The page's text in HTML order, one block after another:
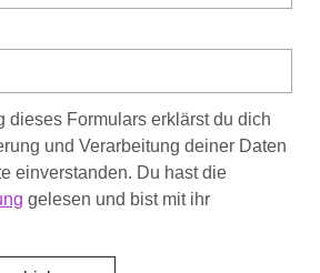
dieses Formulars erklärst du dich
und Verarbeitung deiner Daten
einverstanden. Du hast die
gelesen und bist mit ihr